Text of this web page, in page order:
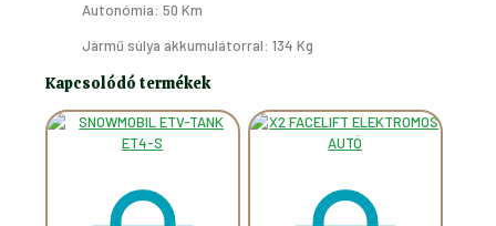
Autonómia: 50 Km
Jármű súlya akkumulátorral: 134 Kg
Kapcsolódó termékek